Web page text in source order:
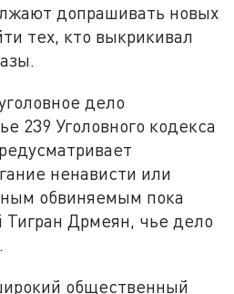
допрашивать новых
тех, кто выкрикивал
дело
239 Уголовного кодекса
ненависти или
обвиняемым пока
Тигран Дрмеян, чье дело
общественный